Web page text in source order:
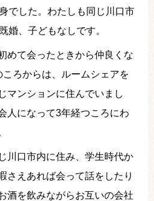
でした。わたしも同じ川口市
婚、子どもなしです。
めて会ったときから仲良くな
ろからは、ルームシェアを
マンションに住んでいまし
人になって3年経つころにわ
川口市内に住み、学生時代か
さえあれば会って話をしたり
酒を飲みながらお互いの会社